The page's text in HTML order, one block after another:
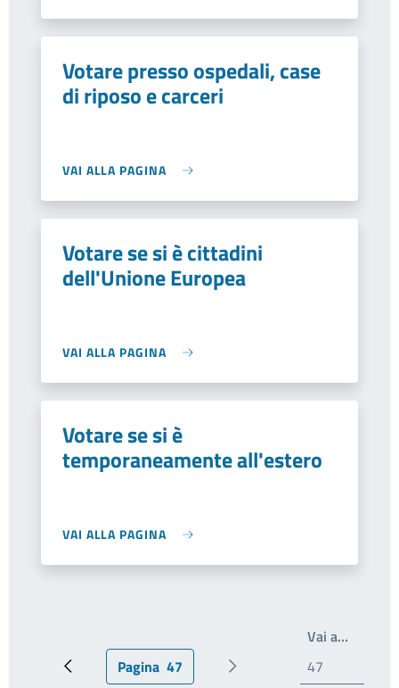
Votare presso ospedali, case
di riposo e carceri
VAI ALLA PAGINA
Votare se si è cittadini
dell'Unione Europea
VAI ALLA PAGINA
Votare se si è
temporaneamente all'estero
VAI ALLA PAGINA
Pagina precedentePagina attuale
Pagina 47 Prossima pagina
Vai a…Write